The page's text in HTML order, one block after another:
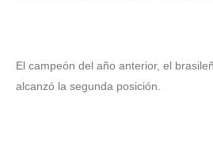
‎El campeón del año anterior, el
alcanzó la segunda posición.